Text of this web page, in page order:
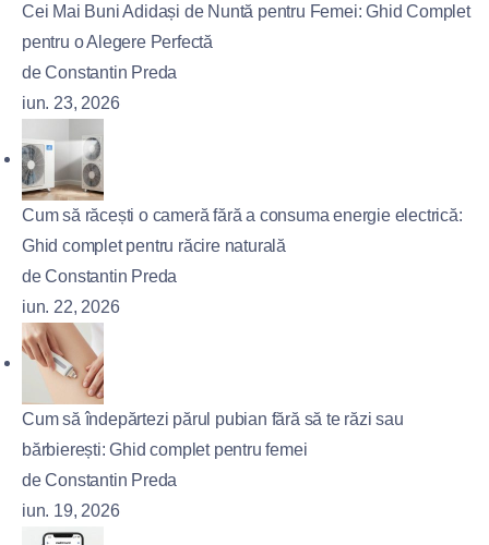
Cei Mai Buni Adidași de Nuntă pentru Femei: Ghid Complet
pentru o Alegere Perfectă
de Constantin Preda
iun. 23, 2026
Cum să răcești o cameră fără a consuma energie electrică:
Ghid complet pentru răcire naturală
de Constantin Preda
iun. 22, 2026
Cum să îndepărtezi părul pubian fără să te răzi sau
bărbierești: Ghid complet pentru femei
de Constantin Preda
iun. 19, 2026